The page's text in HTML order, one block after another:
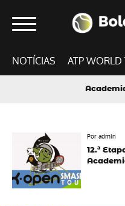
NOTÍCIAS ATP WORLD
Por admin
12.ª